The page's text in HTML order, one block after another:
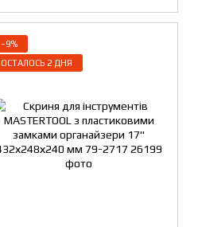
−9%
ОСТАЛОСЬ 2 ДНЯ